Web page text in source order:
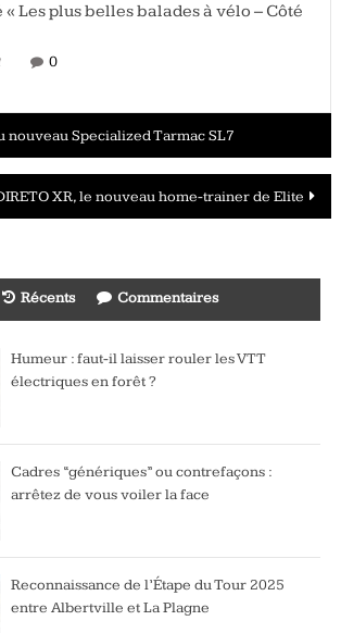
« Les plus belles balades à vélo – Côté
0
nouveau Specialized Tarmac SL7
XR, le nouveau home-trainer de Elite
Récents Commentaires
Humeur : faut-il laisser rouler les VTT
électriques en forêt ?
Cadres “génériques” ou contrefaçons :
arrêtez de vous voiler la face
Reconnaissance de l’Étape du Tour 2025
entre Albertville et La Plagne